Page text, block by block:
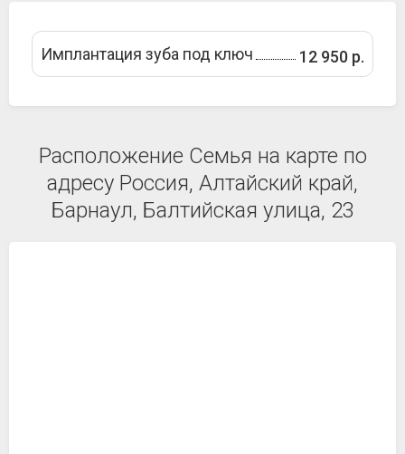
Имплантация зуба под ключ 12 950 р.
Расположение Семья на карте по
адресу Россия, Алтайский край,
Барнаул, Балтийская улица, 23